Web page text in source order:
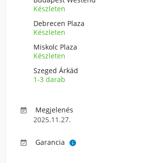
Készleten
Debrecen Plaza
Készleten
Miskolc Plaza
Készleten
Szeged Árkád
1-3 darab

Megjelenés
2025.11.27.
 Garancia 